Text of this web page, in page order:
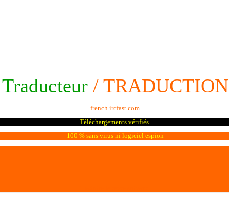
Traducteur/ TRADUCTION
french.ircfast.com
Téléchargements vérifiés
100 % sans virus ni logiciel espion